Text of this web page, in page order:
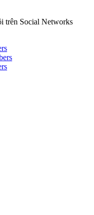
trên Social Networks